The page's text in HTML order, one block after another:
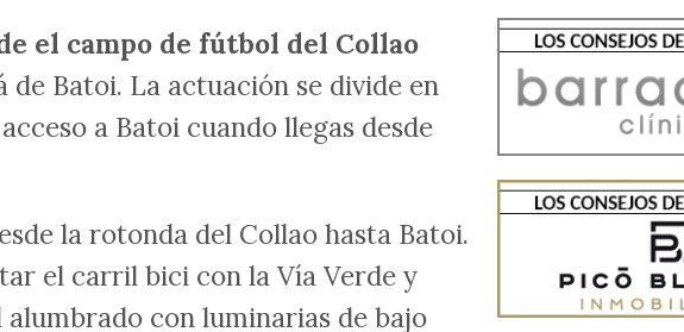
el campo de fútbol del Collao
de Batoi. La actuación se divide en
a Batoi cuando llegas desde
la rotonda del Collao hasta Batoi.
el carril bici con la Vía Verde y
con luminarias de bajo